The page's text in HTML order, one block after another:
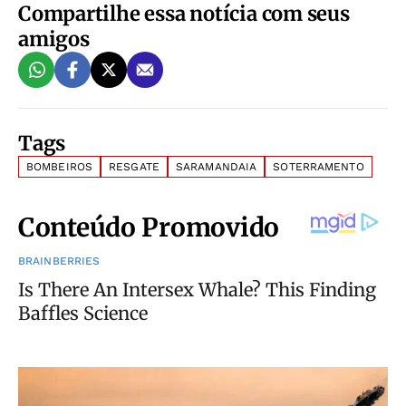
Compartilhe essa notícia com seus
amigos
Tags
BOMBEIROS RESGATE SARAMANDAIA SOTERRAMENTO